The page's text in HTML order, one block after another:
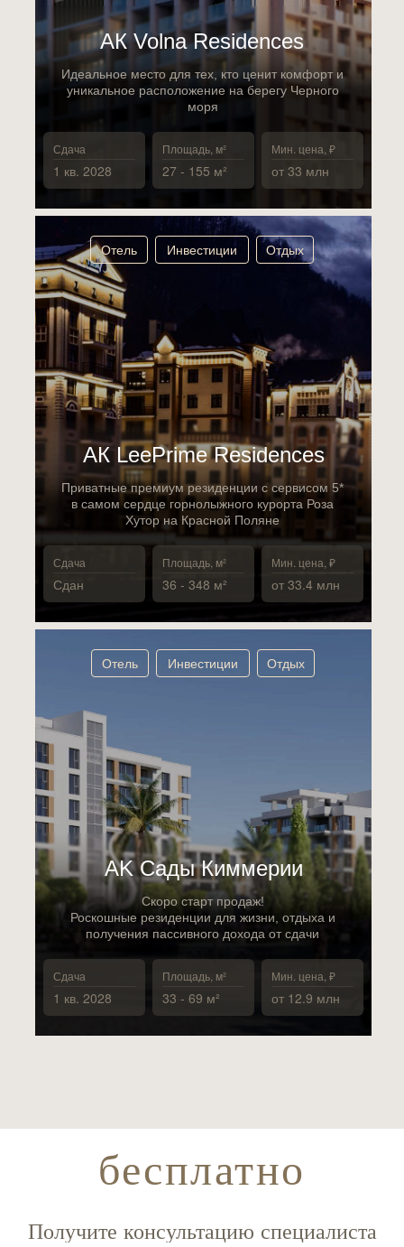
от 12.9 млн
Мин. цена, ₽
33 - 69 м²
Площадь, м²
1 кв. 2028
Сдача
Скоро старт продаж!
Роскошные резиденции для жизни, отдыха и
получения пассивного дохода от сдачи
АK Сады Киммерии
Отдых
Инвестиции
Отель
от 33.4 млн
Мин. цена, ₽
36 - 348 м²
Площадь, м²
Сдан
Сдача
Приватные премиум резиденции с сервисом 5*
в самом сердце горнолыжного курорта Роза
Хутор на Красной Поляне
АК LeePrime Residences
Отдых
Инвестиции
Отель
от 33 млн
Мин. цена, ₽
27 - 155 м²
Площадь, м²
1 кв. 2028
Сдача
Идеальное место для тех, кто ценит комфорт и
уникальное расположение на берегу Черного
моря
АК Volna Residences
бесплатно
Получите консультацию специалиста